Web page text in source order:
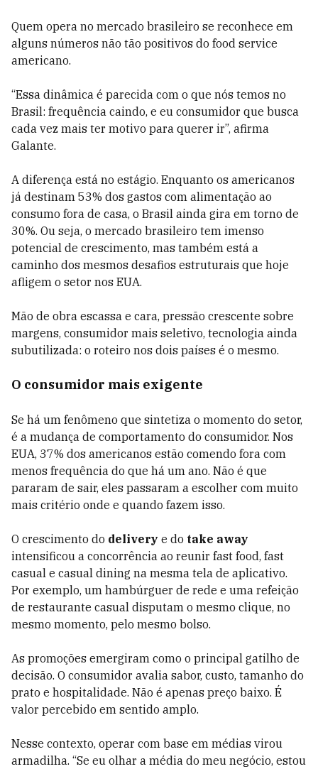
Quem opera no mercado brasileiro se reconhece em
alguns números não tão positivos do food service
americano.
“Essa dinâmica é parecida com o que nós temos no
Brasil: frequência caindo, e eu consumidor que busca
cada vez mais ter motivo para querer ir”, afirma
Galante.
A diferença está no estágio. Enquanto os americanos
já destinam 53% dos gastos com alimentação ao
consumo fora de casa, o Brasil ainda gira em torno de
30%. Ou seja, o mercado brasileiro tem imenso
potencial de crescimento, mas também está a
caminho dos mesmos desafios estruturais que hoje
afligem o setor nos EUA.
Mão de obra escassa e cara, pressão crescente sobre
margens, consumidor mais seletivo, tecnologia ainda
subutilizada: o roteiro nos dois países é o mesmo.
O consumidor mais exigente
Se há um fenômeno que sintetiza o momento do setor,
é a mudança de comportamento do consumidor. Nos
EUA, 37% dos americanos estão comendo fora com
menos frequência do que há um ano. Não é que
pararam de sair, eles passaram a escolher com muito
mais critério onde e quando fazem isso.
O crescimento do delivery e do take away
intensificou a concorrência ao reunir fast food, fast
casual e casual dining na mesma tela de aplicativo.
Por exemplo, um hambúrguer de rede e uma refeição
de restaurante casual disputam o mesmo clique, no
mesmo momento, pelo mesmo bolso.
As promoções emergiram como o principal gatilho de
decisão. O consumidor avalia sabor, custo, tamanho do
prato e hospitalidade. Não é apenas preço baixo. É
valor percebido em sentido amplo.
Nesse contexto, operar com base em médias virou
armadilha. “Se eu olhar a média do meu negócio, estou